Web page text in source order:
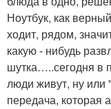
Ноутбук, как
ходит, рядом,
какую - нибудь
шутка…..сегодня в
люди живут, ну
передача, которая